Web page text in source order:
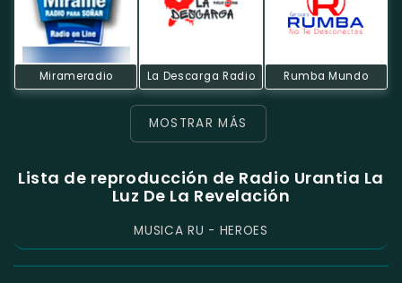
Mirameradio La Descarga Radio Rumba Mundo
MOSTRAR MÁS
Lista de reproducción de Radio Urantia La
Luz De La Revelación
MUSICA RU - HEROES